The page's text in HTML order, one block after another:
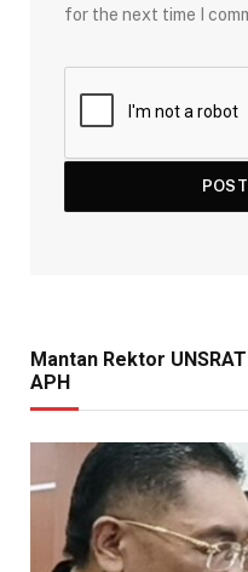
for the next time I
Mantan Rektor
APH